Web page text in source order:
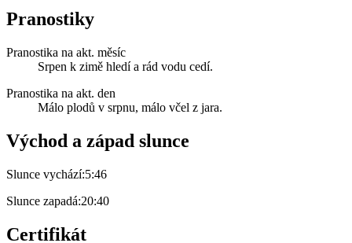
Pranostiky
Pranostika na akt. měsíc
Srpen k zimě hledí a rád vodu cedí.
Pranostika na akt. den
Málo plodů v srpnu, málo včel z jara.
Východ a západ slunce
Slunce vychází:5:46
Slunce zapadá:20:40
Certifikát